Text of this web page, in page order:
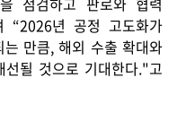
“2026년 공정 고도화가
만큼,해외 수출 확대와
될 것으로 기대한다."고